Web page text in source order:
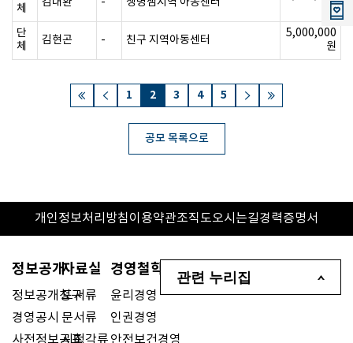
체
원
단
체
김현곤 - 친구 지역아동센터
5,000,000
원
1 2 3 4 5
공모 목록으로
개인정보처리방침이용약관조직도오시는길경력증명서
정보공개
정보공개청구
경영공시
사전정보공표
자료실
도서류
문서류
시청각류
경영철학
윤리경영
인권경영
안전보건경영
관련 누리집